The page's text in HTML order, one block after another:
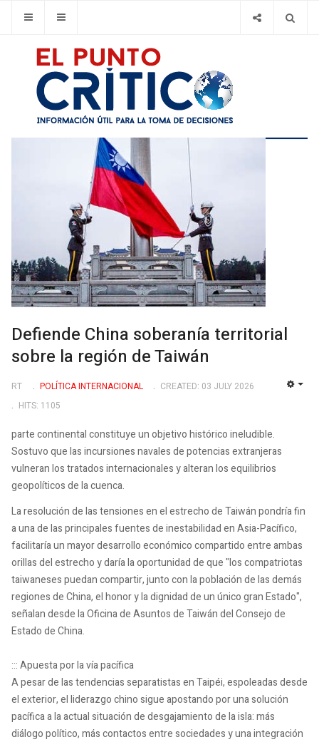
Defiende China soberanía territorial
sobre la región de Taiwán
RT POLÍTICA INTERNACIONAL
CREATED: 03 JULY 2026
HITS: 1105
parte continental constituye un objetivo histórico ineludible.
Sostuvo que las incursiones navales de potencias extranjeras
vulneran los tratados internacionales y alteran los equilibrios
geopolíticos de la cuenca.
La resolución de las tensiones en el estrecho de Taiwán pondría fin
a una de las principales fuentes de inestabilidad en Asia-Pacífico,
facilitaría un mayor desarrollo económico compartido entre ambas
orillas del estrecho y daría la oportunidad de que "los compatriotas
taiwaneses puedan compartir, junto con la población de las demás
regiones de China, el honor y la dignidad de un único gran Estado",
señalan desde la Oficina de Asuntos de Taiwán del Consejo de
Estado de China.
::: Apuesta por la vía pacífica
A pesar de las tendencias separatistas en Taipéi, espoleadas desde
el exterior, el liderazgo chino sigue apostando por una solución
pacífica a la actual situación de desgajamiento de la isla: más
diálogo político, más contactos entre sociedades y una integración